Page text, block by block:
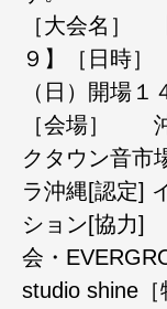
［大会名］
９】［日時
（日）開場
［会場］ 沖
クタウン音
ラ沖縄[認定]
ション[協力]
会・
studio shine